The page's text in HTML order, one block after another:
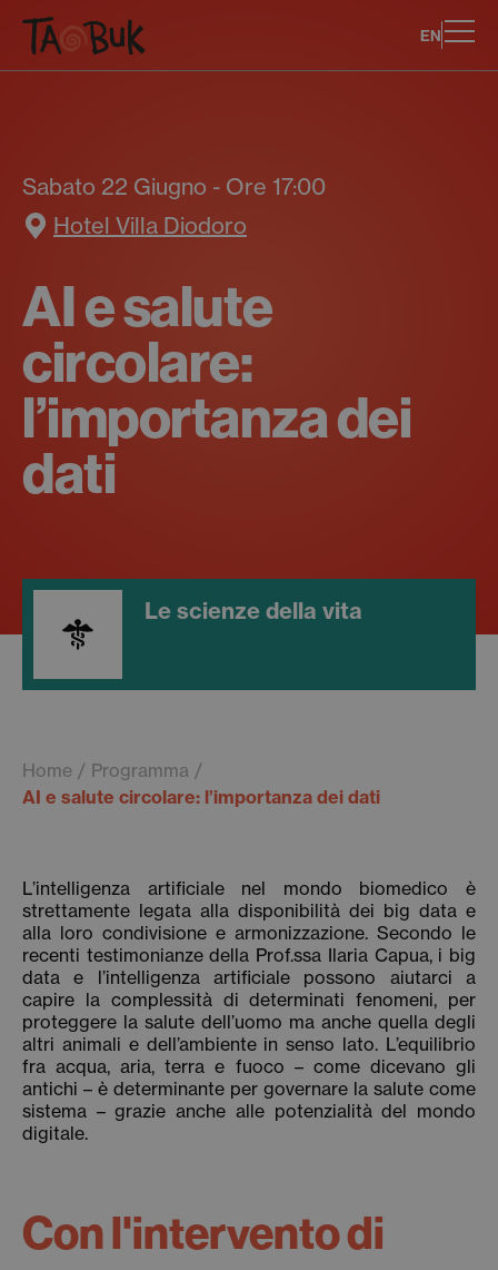
EN
Sabato 22 Giugno - Ore 17:00
Hotel Villa Diodoro
AI e salute
circolare:
l’importanza dei
dati
Le scienze della vita
Home
Programma
AI e salute circolare: l’importanza dei dati
L’intelligenza artificiale nel mondo biomedico è
strettamente legata alla disponibilità dei big data e
alla loro condivisione e armonizzazione. Secondo le
recenti testimonianze della Prof.ssa Ilaria Capua, i big
data e l’intelligenza artificiale possono aiutarci a
capire la complessità di determinati fenomeni, per
proteggere la salute dell’uomo ma anche quella degli
altri animali e dell’ambiente in senso lato. L’equilibrio
fra acqua, aria, terra e fuoco – come dicevano gli
antichi – è determinante per governare la salute come
sistema – grazie anche alle potenzialità del mondo
digitale.
Con l'intervento di